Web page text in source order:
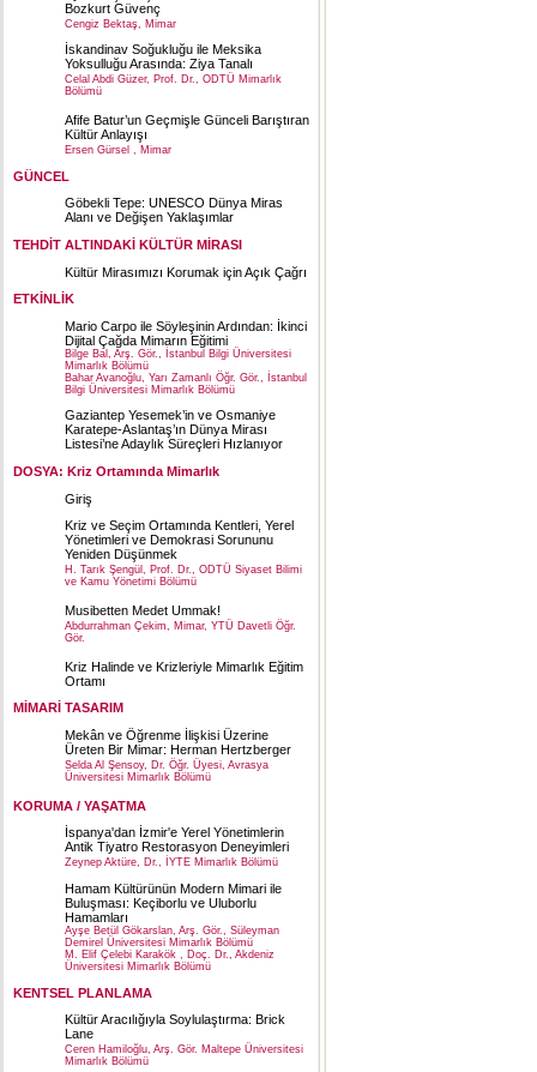
Bozkurt Güvenç
Cengiz Bektaş, Mimar
İskandinav Soğukluğu ile Meksika
Yoksulluğu Arasında: Ziya Tanalı
Celal Abdi Güzer, Prof. Dr., ODTÜ Mimarlık
Bölümü
Afife Batur’un Geçmişle Günceli Barıştıran
Kültür Anlayışı
Ersen Gürsel , Mimar
GÜNCEL
Göbekli Tepe: UNESCO Dünya Miras
Alanı ve Değişen Yaklaşımlar
TEHDİT ALTINDAKİ KÜLTÜR MİRASI
Kültür Mirasımızı Korumak için Açık Çağrı
ETKİNLİK
Mario Carpo ile Söyleşinin Ardından: İkinci
Dijital Çağda Mimarın Eğitimi
Bilge Bal, Arş. Gör., İstanbul Bilgi Üniversitesi
Mimarlık Bölümü
Bahar Avanoğlu, Yarı Zamanlı Öğr. Gör., İstanbul
Bilgi Üniversitesi Mimarlık Bölümü
Gaziantep Yesemek’in ve Osmaniye
Karatepe-Aslantaş’ın Dünya Mirası
Listesi’ne Adaylık Süreçleri Hızlanıyor
DOSYA: Kriz Ortamında Mimarlık
Giriş
Kriz ve Seçim Ortamında Kentleri, Yerel
Yönetimleri ve Demokrasi Sorununu
Yeniden Düşünmek
H. Tarık Şengül, Prof. Dr., ODTÜ Siyaset Bilimi
ve Kamu Yönetimi Bölümü
Musibetten Medet Ummak!
Abdurrahman Çekim, Mimar, YTÜ Davetli Öğr.
Gör.
Kriz Halinde ve Krizleriyle Mimarlık Eğitim
Ortamı
MİMARİ TASARIM
Mekân ve Öğrenme İlişkisi Üzerine
Üreten Bir Mimar: Herman Hertzberger
Selda Al Şensoy, Dr. Öğr. Üyesi, Avrasya
Üniversitesi Mimarlık Bölümü
KORUMA / YAŞATMA
İspanya'dan İzmir'e Yerel Yönetimlerin
Antik Tiyatro Restorasyon Deneyimleri
Zeynep Aktüre, Dr., İYTE Mimarlık Bölümü
Hamam Kültürünün Modern Mimari ile
Buluşması: Keçiborlu ve Uluborlu
Hamamları
Ayşe Betül Gökarslan, Arş. Gör., Süleyman
Demirel Üniversitesi Mimarlık Bölümü
M. Elif Çelebi Karakök , Doç. Dr., Akdeniz
Üniversitesi Mimarlık Bölümü
KENTSEL PLANLAMA
Kültür Aracılığıyla Soylulaştırma: Brick
Lane
Ceren Hamiloğlu, Arş. Gör. Maltepe Üniversitesi
Mimarlık Bölümü